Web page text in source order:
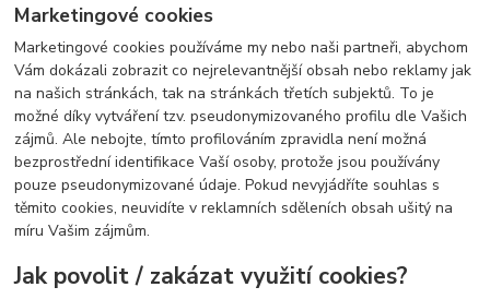
Marketingové cookies
Marketingové cookies používáme my nebo naši partneři, abychom
Vám dokázali zobrazit co nejrelevantnější obsah nebo reklamy jak
na našich stránkách, tak na stránkách třetích subjektů. To je
možné díky vytváření tzv. pseudonymizovaného profilu dle Vašich
zájmů. Ale nebojte, tímto profilováním zpravidla není možná
bezprostřední identifikace Vaší osoby, protože jsou používány
pouze pseudonymizované údaje. Pokud nevyjádříte souhlas s
těmito cookies, neuvidíte v reklamních sděleních obsah ušitý na
míru Vašim zájmům.
Jak povolit / zakázat využití cookies?